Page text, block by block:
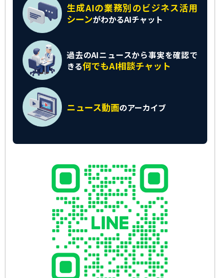
生成AIの業務別のビジネス活用
シーンがわかるAIチャット
過去のAIニュースから事実を確認で
きる何でもAI相談チャット
ニュース動画のアーカイブ